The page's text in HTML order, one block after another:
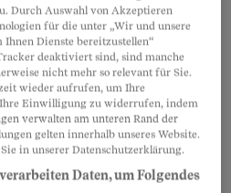
Kommentare
auf dem Konto– David
Ein Meilenstein für den
kurzem hat er seine
Durch Auswahl von Akzeptieren
für die unter „Wir und unsere
Dienste bereitzustellen“
deaktiviert sind, sind manche
nicht mehr so relevant für Sie.
wieder aufrufen, um Ihre
Einwilligung zu widerrufen, indem
verwalten am unteren Rand der
gelten innerhalb unseres Website.
in unserer Datenschutzerklärung.
Daten, um Folgendes